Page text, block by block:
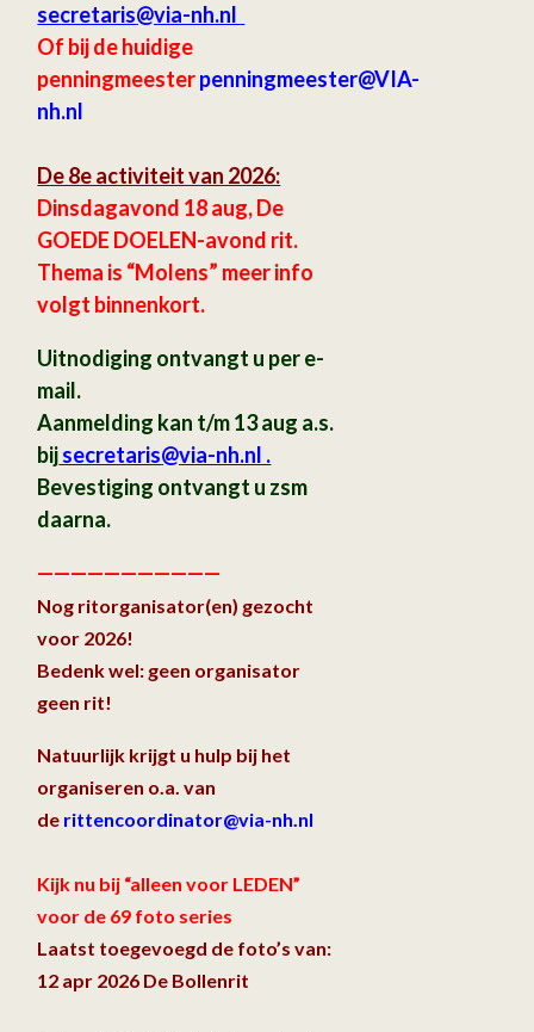
secretaris@via-nh.nl
Of bij de huidige
penningmeesterpenningmeester@VIA-
nh.nl
De 8e activiteit van 2026:
Dinsdagavond 18 aug, De
GOEDE DOELEN-avond rit.
Thema is “Molens” meer info
volgt binnenkort.
Uitnodiging ontvangt u per e-
mail.
Aanmelding kan t/m 13 aug a.s.
bijsecretaris@via-nh.nl .
Bevestiging ontvangt u zsm
daarna.
———————————
Nog ritorganisator(en) gezocht
voor 2026!
Bedenk wel: geen organisator
geen rit!
Natuurlijk krijgt u hulp bij het
organiseren o.a. van
de rittencoordinator@via-nh.nl
Kijk nu bij “alleen voor LEDEN”
voor de 69 foto series
Laatst toegevoegd de foto’s van:
12 apr 2026 De Bollenrit